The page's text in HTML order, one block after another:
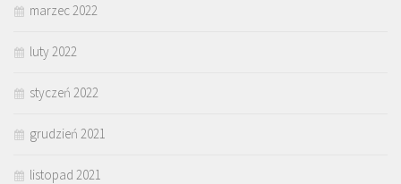
marzec 2022
luty 2022
styczeń 2022
grudzień 2021
listopad 2021